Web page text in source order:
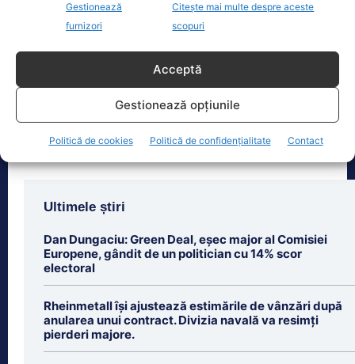
Gestionează
furnizori
Citește mai multe despre aceste
scopuri
Acceptă
Gestionează opțiunile
Politică de cookies Politică de confidențialitate Contact
Zilele Ploieștiului, 7-9 august 2026. De la ce oră încep
concertele…
Zilele Ploieștiului, organizate în
perioada 7-9 august, aduc în centrul
orașului trei seri de concert, un
spectacol impresionant cu drone
Ultimele știri
Dan Dungaciu: Green Deal, eșec major al Comisiei
Europene, gândit de un politician cu 14% scor
electoral
Rheinmetall își ajustează estimările de vânzări după
anularea unui contract. Divizia navală va resimți
pierderi majore.